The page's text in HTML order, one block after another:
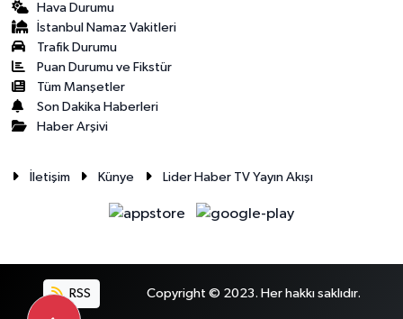
Hava Durumu
İstanbul Namaz Vakitleri
Trafik Durumu
Puan Durumu ve Fikstür
Tüm Manşetler
Son Dakika Haberleri
Haber Arşivi
İletişim Künye Lider Haber TV Yayın Akışı
RSS Copyright © 2023. Her hakkı saklıdır.